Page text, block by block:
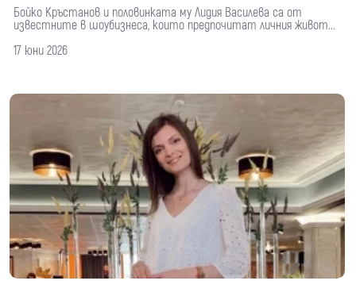
Бойко Кръстанов и половинката му Лидия Василева са от
известните в шоубизнеса, които предпочитат личния живот...
17 юни 2026